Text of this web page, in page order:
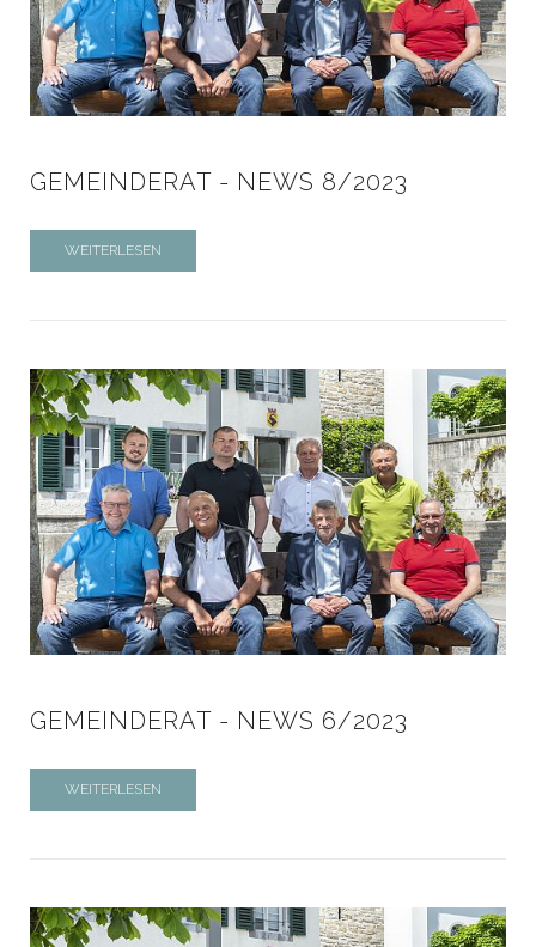
GEMEINDERAT - NEWS 8/2023
WEITERLESEN
GEMEINDERAT - NEWS 6/2023
WEITERLESEN